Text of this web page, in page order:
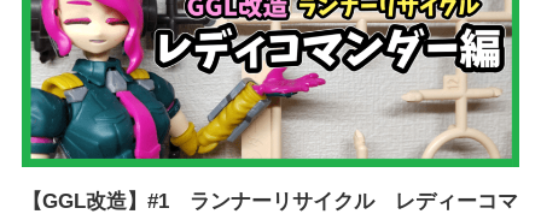
【GGL改造】#1 ランナーリサイクル レディーコマ